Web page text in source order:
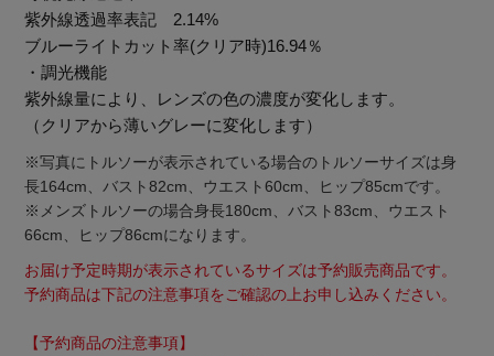
Stay inthe Loop
ELLE SHOP 公式アプリ
紫外線透過率表記 2.14%
ブルーライトカット率(クリア時)16.94％
・調光機能
紫外線量により、レンズの色の濃度が変化します。
（クリアから薄いグレーに変化します）
※写真にトルソーが表示されている場合のトルソーサイズは身
長164cm、バスト82cm、ウエスト60cm、ヒップ85cmです。
※メンズトルソーの場合身長180cm、バスト83cm、ウエスト
66cm、ヒップ86cmになります。
お届け予定時期が表示されているサイズは予約販売商品です。
予約商品は下記の注意事項をご確認の上お申し込みください。
【予約商品の注意事項】